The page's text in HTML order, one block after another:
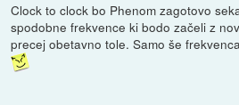
Clock to clock bo Phenom zagotovo
spodobne frekvence ki bodo začeli z
precej obetavno tole. Samo še